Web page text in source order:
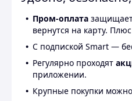
Пром-оплата защищает
вернутся на карту.
С подпиской Smart —
Регулярно проходят
приложении.
Крупные покупки можно